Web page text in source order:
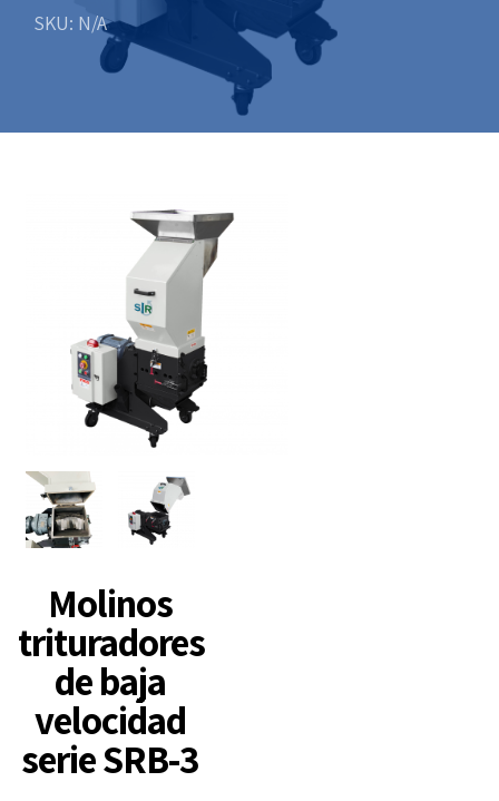
SKU: N/A
Molinos
trituradores
de baja
velocidad
serie SRB-3